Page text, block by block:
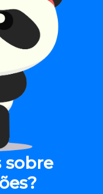
sobre